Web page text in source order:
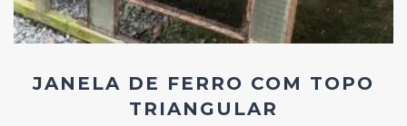
JANELA DE FERRO COM TOPO
TRIANGULAR